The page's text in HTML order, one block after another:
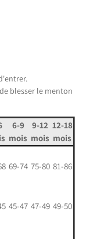
blesser le menton
6-9
mois
9-12
mois
12-18
mois
69-74 75-80 81-86
45-47 47-49 49-50